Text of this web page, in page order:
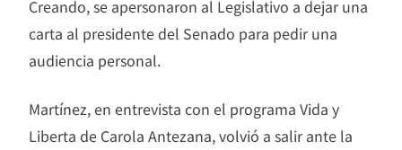
Creando, se apersonaron al Legislativo a dejar una
carta al presidente del Senado para pedir una
audiencia personal.
Martínez, en entrevista con el programa Vida y
Liberta de Carola Antezana, volvió a salir ante la